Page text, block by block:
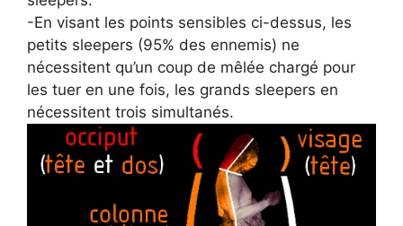
-En visant les points sensibles ci-dessus, les
petits sleepers (95% des ennemis) ne
nécessitent qu’un coup de mêlée chargé pour
les tuer en une fois, les grands sleepers en
nécessitent trois simultanés.